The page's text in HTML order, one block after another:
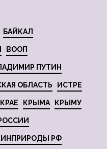
БАЙКАЛ
ВООП
ПУТИН
ОБЛАСТЬ ИСТРЕ
КРЫМА КРЫМУ
РФ